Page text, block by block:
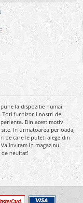
la dispozitie numai
Toti furnizorii nostri de
Din acest motiv
In urmatoarea perioada,
pe care le puteti alege din
invitam in magazinul
neuitat!